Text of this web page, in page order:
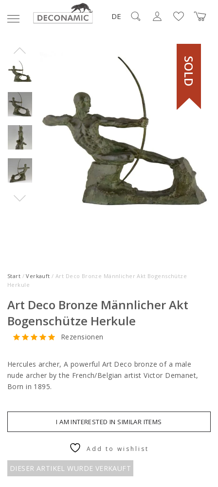
DE
SOLD
Start /Verkauft / Art Deco Bronze Männlicher Akt Bogenschütze
Herkule
Art Deco Bronze Männlicher Akt
Bogenschütze Herkule
Rezensionen
Hercules archer, A powerful Art Deco bronze of a male
nude archer by the French/Belgian artist Victor Demanet,
Born in 1895.
I AM INTERESTED IN SIMILAR ITEMS
DIESER ARTIKEL WURDE VERKAUFT
Add to wishlist